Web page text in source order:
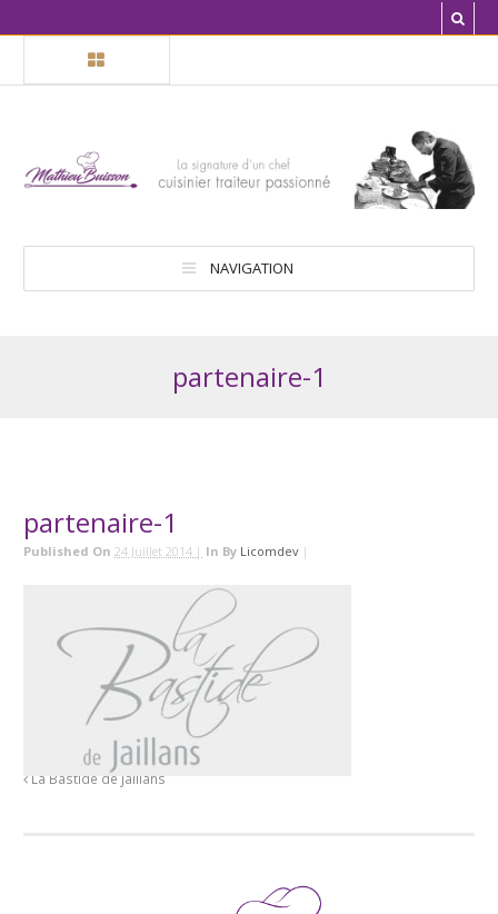
NAVIGATION
partenaire-1
partenaire-1
Published On 24 Juillet 2014 | In By Licomdev |
La Bastide de Jaillans